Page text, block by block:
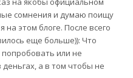
сомнения и думаю поищу
этом блоге. После всего
еще больше)): Что
или не
а в том чтобы не